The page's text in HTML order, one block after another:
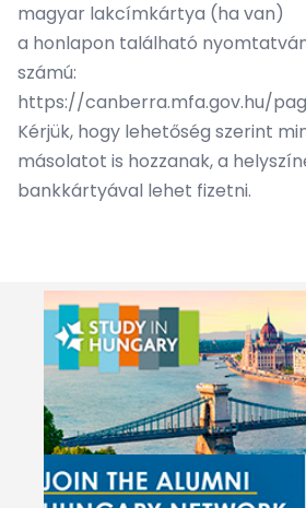
magyar lakcímkártya (ha van)
a honlapon található
számú:
https://canberra.mfa.gov.hu/
Kérjük, hogy lehetőség szerint
másolatot is hozzanak, a
bankkártyával lehet fizetni.